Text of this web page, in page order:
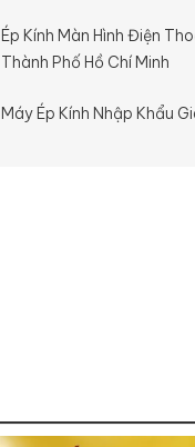
Ép Kính Màn Hình Điện
Thành Phố Hồ Chí Minh
Máy Ép Kính Nhập Khẩu